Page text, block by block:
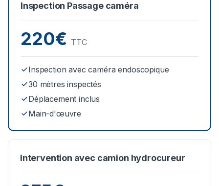
Inspection Passage caméra
220€ TTC
Inspection avec caméra endoscopique
30 mètres inspectés
Déplacement inclus
Main-d'œuvre
Intervention avec camion hydrocureur